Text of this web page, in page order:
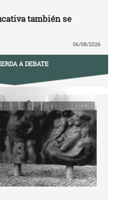
también se
06/08/2026
A DEBATE